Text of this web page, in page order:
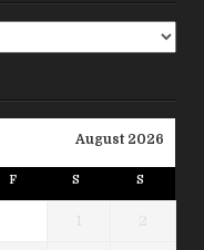
August 2026
F S S
1 2